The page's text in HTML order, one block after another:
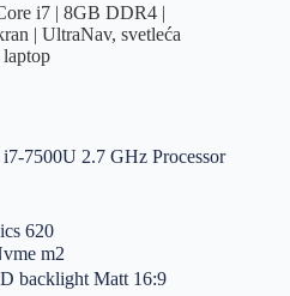
i7 | 8GB DDR4 |
| UltraNav, svetleća
laptop
2.7 GHz Processor
620
m2
backlight Matt 16:9